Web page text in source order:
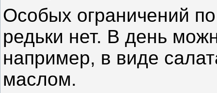
Особых ограничений
редьки нет. В день
например, в виде
маслом.